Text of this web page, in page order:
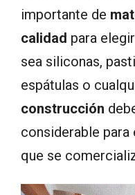
importante de
calidad para
sea siliconas,
espátulas o
construcción
considerable para
que se